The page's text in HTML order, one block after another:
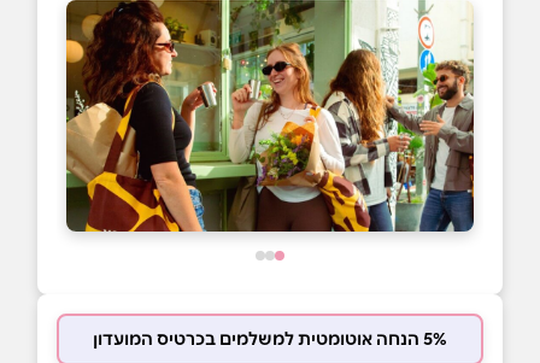
5% הנחה אוטומטית למשלמים בכרטיס המועדון